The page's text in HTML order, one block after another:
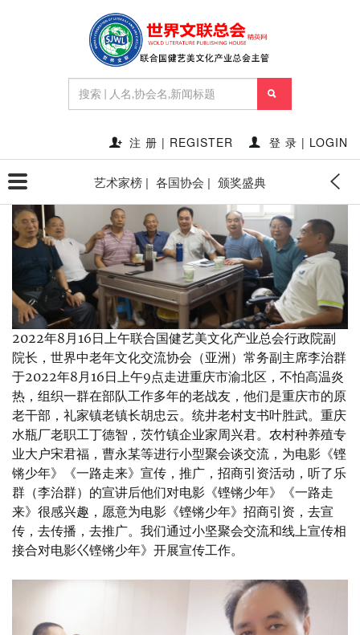
注 册 | REGISTER 登 录 | LOGIN
艺术家榜 | 各国协会 | 颁奖盛典
世界中老年文化交流协会与渝北老干
部聚会交流
2022-08-17 14:25:41 点赞量:13915 点击量:249298
秘书处SECRETARY'S OFFICE
2022年8月16日上午联合国健艺美文化产业总会行政院副
院长，世界中老年文化交流协会（亚洲）常务副主席李治群
于2022年8月16日上午9点走进重庆市渝北区，不怕高温炎
热，组织一群在部队工作多年的老战友，他们是重庆市的原
老干部，礼家镇老镇长胡忠云。统井老村支书叶胜武。重庆
水瓶厂老职工丁德智，茨竹镇企业家周兴君。农村种养殖专
业大户宋君福，曹永某等进行小型聚会谈交流，为电影《铿
锵少年》《一路走来》宣传，推广，招商引资活动，听了乐
群（李治群）的宣讲后他们对电影《铿锵少年》《一路走
来》很感兴趣，愿意为电影《铿锵少年》招商引资，去宣
传，去传播，去推广。我们通过小坚聚会交流和线上宣传相
接合对电影巜铿锵少年》开展宣传工作。